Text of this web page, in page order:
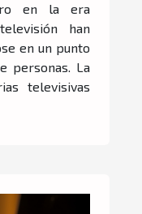
en la era
han
en un punto
personas. La
televisivas